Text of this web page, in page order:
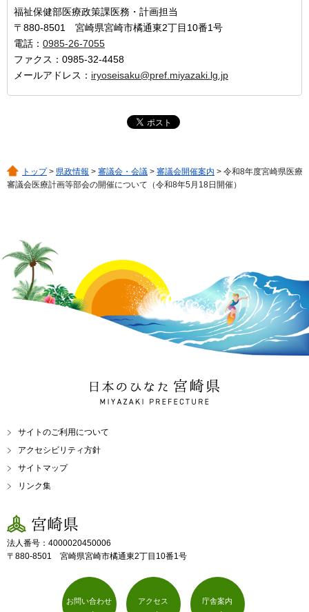
福祉保健部医療政策課医務・計画担当
〒880-8501 宮崎県宮崎市橘通東2丁目10番1号
電話： 0985-26-7055
ファクス：0985-32-4458
メールアドレス： iryoseisaku@pref.miyazaki.lg.jp
トップ> 県政情報 > 審議会・会議 > 審議会開催案内 > 令和8年度宮崎県医療
審議会医療計画等部会の開催について（令和8年5月18日開催）
日本のひなた 宮崎県
MIYAZAKI PREFECTURE
サイトのご利用について
アクセシビリティ方針
サイトマップ
リンク集
宮崎県
法人番号：4000020450006
〒880-8501 宮崎県宮崎市橘通東2丁目10番1号
お問い合わせ アクセス 庁舎案内